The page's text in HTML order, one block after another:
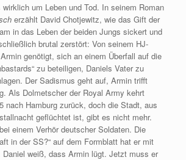
um Leben und Tod. In seinem Roman
erzählt David Chotjewitz, wie das Gift der
in das Leben der beiden Jungs sickert und
brutal zerstört: Von seinem HJ-
genötigt, sich an einem Überfall auf die
zu beteiligen, Daniels Vater zu
Der Sadismus geht auf, Armin trifft
Als Dolmetscher der Royal Army kehrt
nach Hamburg zurück, doch die Stadt, aus
geflüchtet ist, gibt es nicht mehr.
einem Verhör deutscher Soldaten. Die
in der SS?“ auf dem Formblatt hat er mit
Daniel weiß, dass Armin lügt. Jetzt muss er